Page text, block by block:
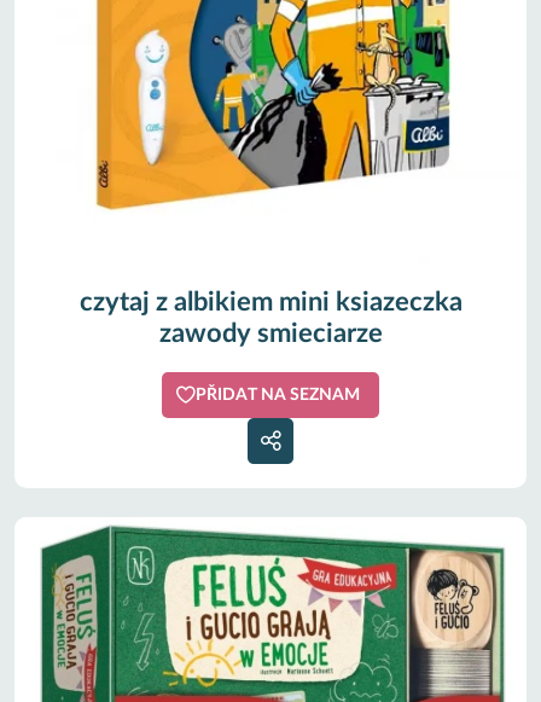
czytaj z albikiem mini ksiazeczka
zawody smieciarze
PŘIDAT NA SEZNAM